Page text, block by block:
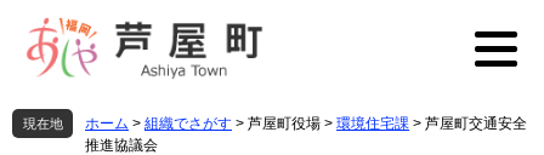
先
頭
を
飛
現在地 ホーム > 組織でさがす > 芦屋町役場 > 環境住宅課 > 芦屋町交通安全
推進協議会